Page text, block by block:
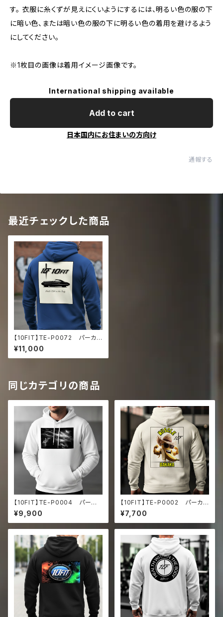
す。 衣服に糸くずが見えにくいようにするには、明るい色の服の下
に暗い色、または暗い色の服の下に明るい色の着用を避けるよう
にしてください。
※1枚目の画像は着用イメージ画像です。
International shipping available
Add to cart
日本国内にお住まいの方向け
通報する
最近チェックした商品
【10FIT】TE-P0072 パーカ
ー トレーニング 筋トレ 10F
ITアートデザイン
¥11,000
同じカテゴリの商品
【10FIT】TE-P0004 パーカ
ー トレーニング 筋トレ 10F
ITアートデザイン
¥9,900
【10FIT】TE-P0002 パーカ
ー トレーニング 筋トレ 10F
ITアートデザイン Unisex Ho
odie
¥7,700